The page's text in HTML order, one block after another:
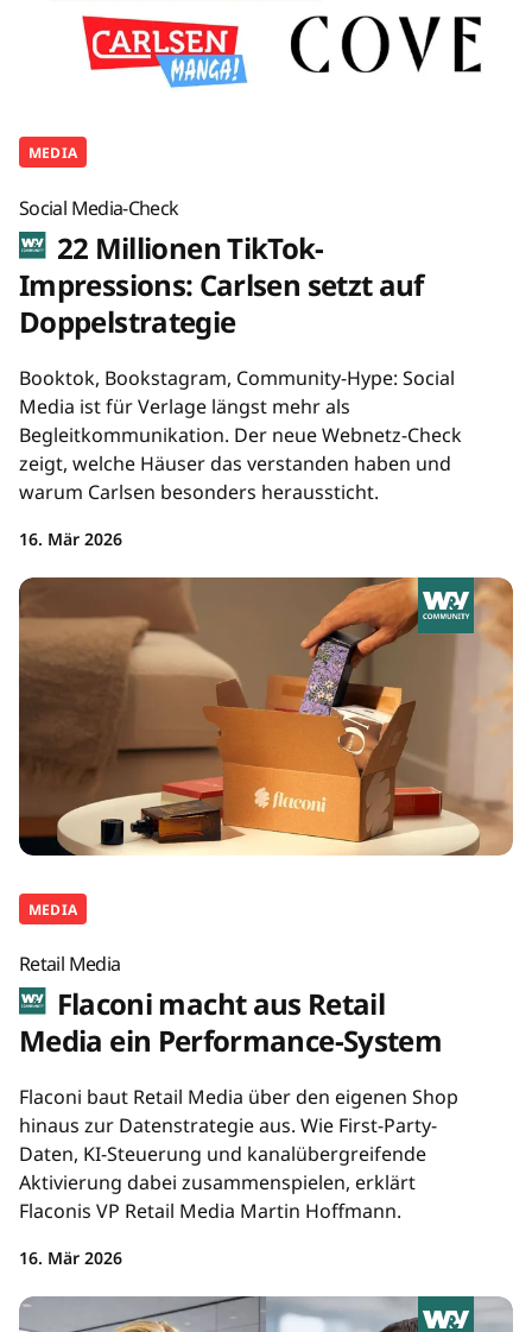
MEDIA
Social Media-Check
22 Millionen TikTok-
Impressions: Carlsen setzt auf
Doppelstrategie
Booktok, Bookstagram, Community-Hype: Social
Media ist für Verlage längst mehr als
Begleitkommunikation. Der neue Webnetz-Check
zeigt, welche Häuser das verstanden haben und
warum Carlsen besonders heraussticht.
16. Mär 2026
MEDIA
Retail Media
Flaconi macht aus Retail
Media ein Performance-System
Flaconi baut Retail Media über den eigenen Shop
hinaus zur Datenstrategie aus. Wie First-Party-
Daten, KI-Steuerung und kanalübergreifende
Aktivierung dabei zusammenspielen, erklärt
Flaconis VP Retail Media Martin Hoffmann.
16. Mär 2026